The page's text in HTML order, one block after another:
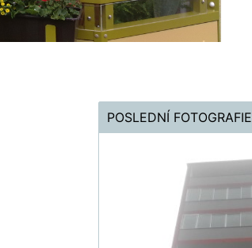
POSLEDNÍ FOTOGRAFIE